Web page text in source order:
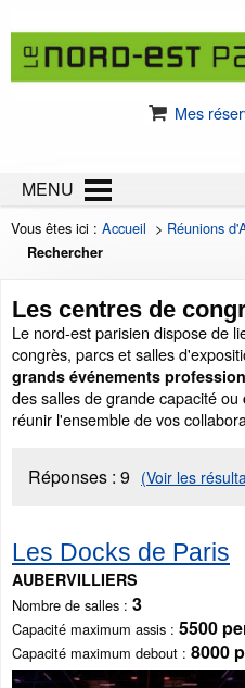
Mes
MENU
Vous êtes ici : Accueil > Réunions
Rechercher
Les centres de
Le nord-est parisien dispose de
congrès, parcs et salles
grands événements
des salles de grande capacitéou
réunir l'ensemble de vos
Réponses : 9 (Voir les
Les Docks de Paris
AUBERVILLIERS
Nombre de salles 3
Capacité maximum assis 5500
Capacité maximum debout 8000